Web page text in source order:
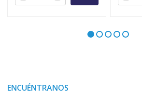
ENCUÉNTRANOS